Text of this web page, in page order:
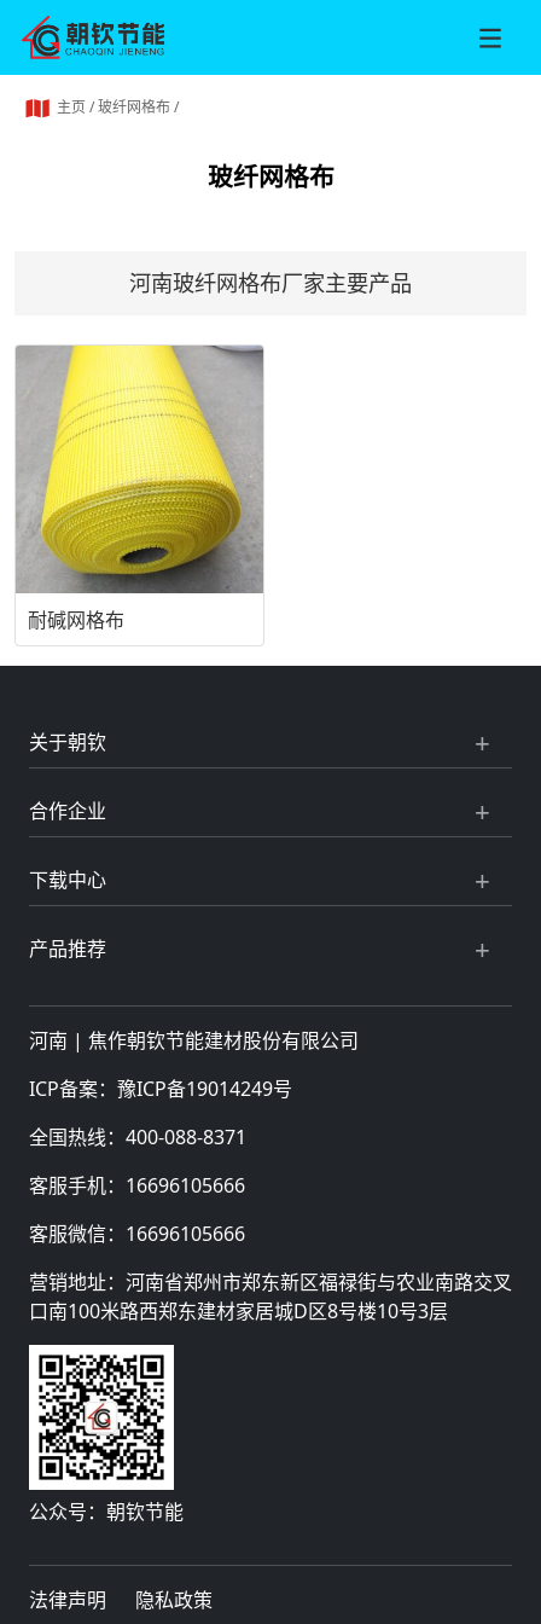
主页/玻纤网格布/
玻纤网格布
河南玻纤网格布厂家主要产品
耐碱网格布
关于朝钦
合作企业
下载中心
产品推荐
河南 | 焦作朝钦节能建材股份有限公司
ICP备案： 豫ICP备19014249号
全国热线： 400-088-8371
客服手机： 16696105666
客服微信： 16696105666
营销地址：河南省郑州市郑东新区福禄街与农业南路交叉
口南100米路西郑东建材家居城D区8号楼10号3层
公众号：朝钦节能
法律声明 隐私政策